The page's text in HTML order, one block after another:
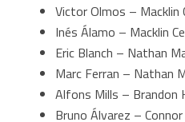
Victor Olmos – Macklin
Inés Álamo – Macklin
Eric Blanch – Nathan
Marc Ferran – Nathan
Alfons Mills – Brandon
Bruno Álvarez –